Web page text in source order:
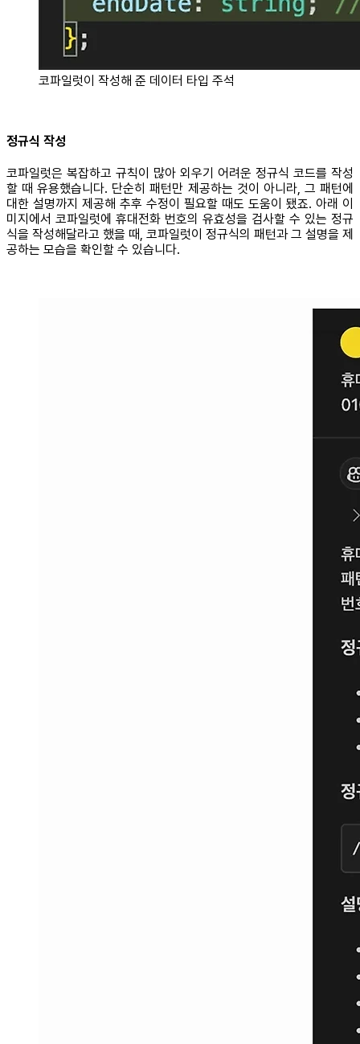
코파일럿이 작성해 준 데이터 타입 주석
정규식 작성
코파일럿은 복잡하고 규칙이 많아 외우기 어려운 정규식 코드를 작성
할 때 유용했습니다. 단순히 패턴만 제공하는 것이 아니라, 그 패턴에
대한 설명까지 제공해 추후 수정이 필요할 때도 도움이 됐죠. 아래 이
미지에서 코파일럿에 휴대전화 번호의 유효성을 검사할 수 있는 정규
식을 작성해달라고 했을 때, 코파일럿이 정규식의 패턴과 그 설명을 제
공하는 모습을 확인할 수 있습니다.